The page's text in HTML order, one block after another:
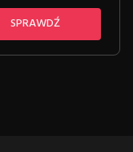
SPRAWDŹ